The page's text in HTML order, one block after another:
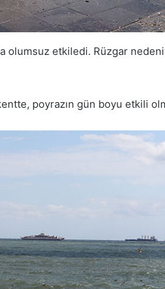
olumsuz etkiledi. Rüzgar
poyrazın gün boyu etkili